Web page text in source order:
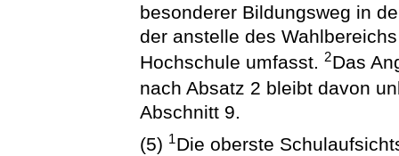
besonderer Bildungsweg in
der anstelle des
Hochschule umfasst.2Das
nach Absatz 2 bleibt davon
Abschnitt 9.
(5) 1Die oberste